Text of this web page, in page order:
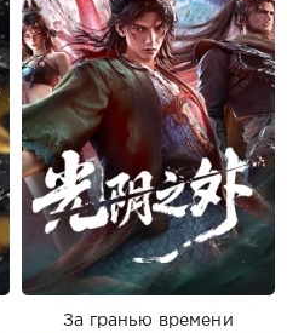
За гранью времени